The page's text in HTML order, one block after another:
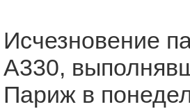
Исчезновение
А330,
Париж в